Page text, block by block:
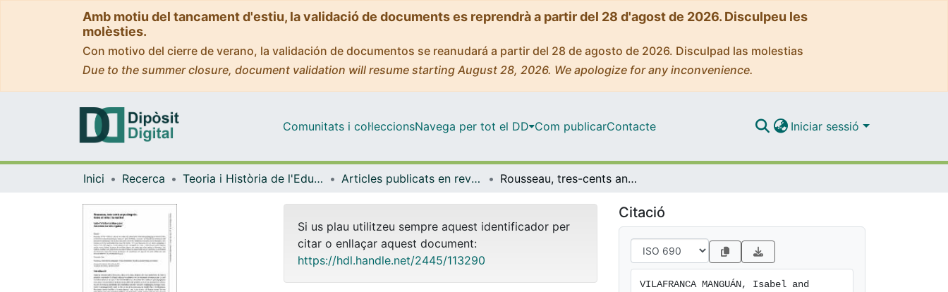
Amb motiu del tancament d'estiu, la validació de documents es reprendrà a partir del 28 d'agost de 2026. Disculpeu les
molèsties.
Con motivo del cierre de verano, la validación de documentos se reanudará a partir del 28 de agosto de 2026. Disculpad las molestias
Due to the summer closure, document validation will resume starting August 28, 2026. We apologize for any inconvenience.
Comunitats i col·leccionsNavega per tot el DD Com publicarContacte Iniciar sessió
Inici Recerca Teoria i Història de l'Educació Articles publicats en revistes (Teoria i Història de l'Educació) Rousseau, tres-cents anys després. Entre el mite i la realitat
Si us plau utilitzeu sempre aquest identificador per
citar o enllaçar aquest document:
https://hdl.handle.net/2445/113290
Citació
VILAFRANCA MANGUÁN, Isabel and